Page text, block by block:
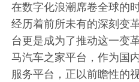
在数字化浪潮席卷全球的
经历着前所未有的深刻变
台更是成为了推动这一变
马汽车之家平台，作为国
服务平台，正以前瞻性的